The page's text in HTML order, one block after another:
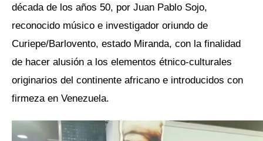
década de los años 50, por Juan Pablo Sojo,
reconocido músico e investigador oriundo de
Curiepe/Barlovento, estado Miranda, con la finalidad
de hacer alusión a los elementos étnico-culturales
originarios del continente africano e introducidos con
firmeza en Venezuela.